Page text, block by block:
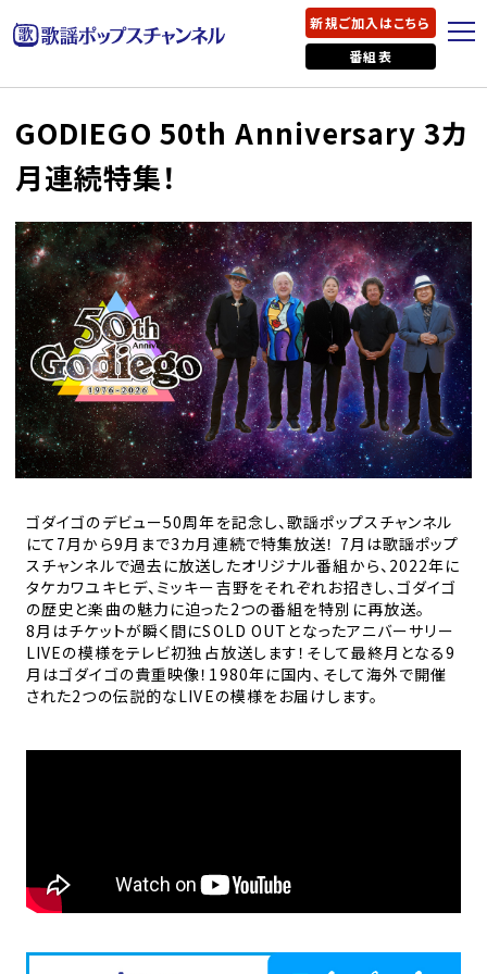
新規ご加入はこちら
番組表
GODIEGO 50th Anniversary 3カ
月連続特集！
ゴダイゴのデビュー50周年を記念し、歌謡ポップスチャンネル
にて7月から9月まで3カ月連続で特集放送！ 7月は歌謡ポップ
スチャンネルで過去に放送したオリジナル番組から、2022年に
タケカワユキヒデ、ミッキー吉野をそれぞれお招きし、ゴダイゴ
の歴史と楽曲の魅力に迫った2つの番組を特別に再放送。
8月はチケットが瞬く間にSOLD OUTとなったアニバーサリー
LIVEの模様をテレビ初独占放送します！そして最終月となる9
月はゴダイゴの貴重映像！1980年に国内、そして海外で開催
された2つの伝説的なLIVEの模様をお届けします。